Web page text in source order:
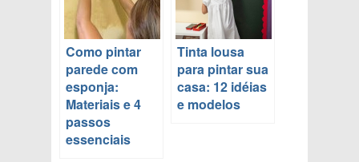
Como pintar
parede com
esponja:
Materiais e 4
passos
essenciais
Tinta lousa
para pintar sua
casa: 12 idéias
e modelos